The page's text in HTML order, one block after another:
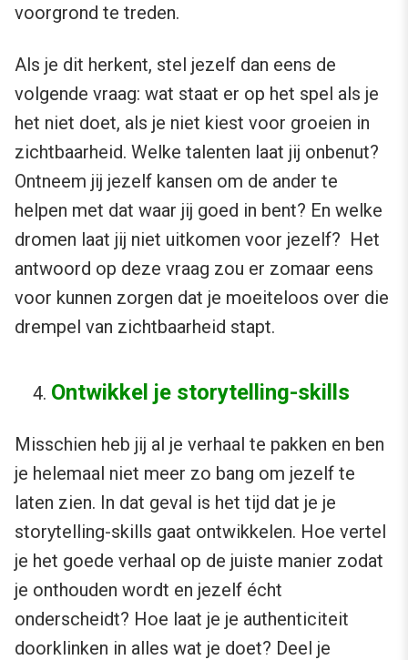
voorgrond te treden.
Als je dit herkent, stel jezelf dan eens de
volgende vraag: wat staat er op het spel als je
het niet doet, als je niet kiest voor groeien in
zichtbaarheid. Welke talenten laat jij onbenut?
Ontneem jij jezelf kansen om de ander te
helpen met dat waar jij goed in bent? En welke
dromen laat jij niet uitkomen voor jezelf? Het
antwoord op deze vraag zou er zomaar eens
voor kunnen zorgen dat je moeiteloos over die
drempel van zichtbaarheid stapt.
Ontwikkel je storytelling-skills
Misschien heb jij al je verhaal te pakken en ben
je helemaal niet meer zo bang om jezelf te
laten zien. In dat geval is het tijd dat je je
storytelling-skills gaat ontwikkelen. Hoe vertel
je het goede verhaal op de juiste manier zodat
je onthouden wordt en jezelf écht
onderscheidt? Hoe laat je je authenticiteit
doorklinken in alles wat je doet? Deel je